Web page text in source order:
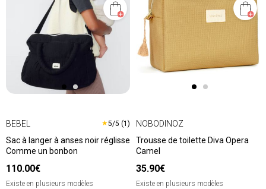
BEBEL ★5/5 (1)
Sac à langer à anses noir réglisse
Comme un bonbon
110.00€
Existe en plusieurs modèles
NOBODINOZ
Trousse de toilette Diva Opera
Camel
35.90€
Existe en plusieurs modèles